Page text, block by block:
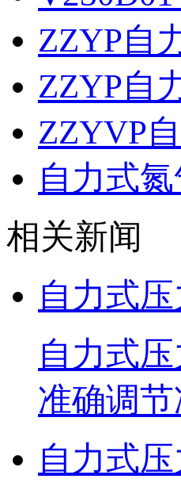
ZZYP自
ZZYP自
ZZYVP
自力式
相关新闻
自力式
自力式
准确调
自力式